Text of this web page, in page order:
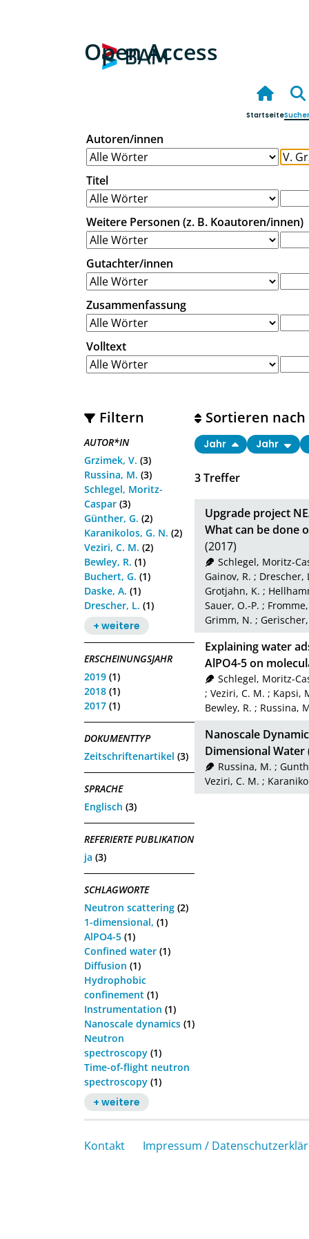
Open Access
Startseite
Autoren/innen
Titel
Weitere Personen (z. B. Koautoren/innen)
Gutachter/innen
Zusammenfassung
Volltext
Filtern
AUTOR*IN
Grzimek, V. (3)
Russina, M. (3)
Schlegel, Moritz-
Caspar (3)
Günther, G. (2)
Karanikolos, G. N. (2)
Veziri, C. M. (2)
Bewley, R. (1)
Buchert, G. (1)
Daske, A. (1)
Drescher, L. (1)
+ weitere
ERSCHEINUNGSJAHR
2019 (1)
2018 (1)
2017 (1)
DOKUMENTTYP
Zeitschriftenartikel (3)
SPRACHE
Englisch (3)
REFERIERTE PUBLIKATION
ja (3)
SCHLAGWORTE
Neutron scattering (2)
1-dimensional, (1)
AlPO4-5 (1)
Confined water (1)
Diffusion (1)
Hydrophobic
confinement (1)
Instrumentation (1)
Nanoscale dynamics (1)
Neutron
spectroscopy (1)
Time-of-flight neutron
spectroscopy (1)
+ weitere
3Treffer
Sortieren nach
Jahr Jahr
Upgrade project
What can be done
(2017)
Schlegel, Moritz-
Gainov, R. ; Drescher,
Grotjahn, K. ;
Sauer, O.-P. ;
Grimm, N. ;
Explaining water
AlPO4-5 on
Schlegel, Moritz-
; Veziri, C. M. ; Kapsi,
Bewley, R. ; Russina,
Nanoscale
Dimensional Water
Russina, M. ;
Veziri, C. M. ;
Kontakt Impressum /